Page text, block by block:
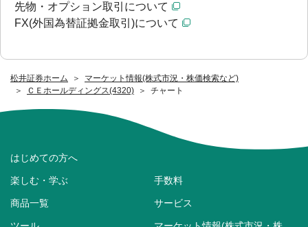
松井証券ホーム
マーケット情報(株式市況・株価検索など)
ＣＥホールディングス(4320)
チャート
先物・オプション取引について
FX(外国為替証拠金取引)について
はじめての方へ
楽しむ・学ぶ 手数料
商品一覧 サービス